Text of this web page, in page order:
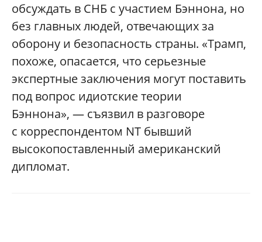
обсуждать в СНБ с участием Бэннона, но
без главных людей, отвечающих за
оборону и безопасность страны. «Трамп,
похоже, опасается, что серьезные
экспертные заключения могут поставить
под вопрос идиотские теории
Бэннона», — съязвил в разговоре
с корреспондентом NT бывший
высокопоставленный американский
дипломат.